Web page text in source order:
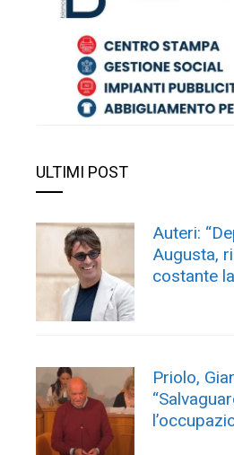
ULTIMI POST
Auteri:
Augusta,
costante
Priolo,